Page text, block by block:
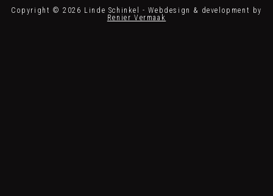
Copyright © 2026 Linde Schinkel - Webdesign & development by
Renier Vermaak